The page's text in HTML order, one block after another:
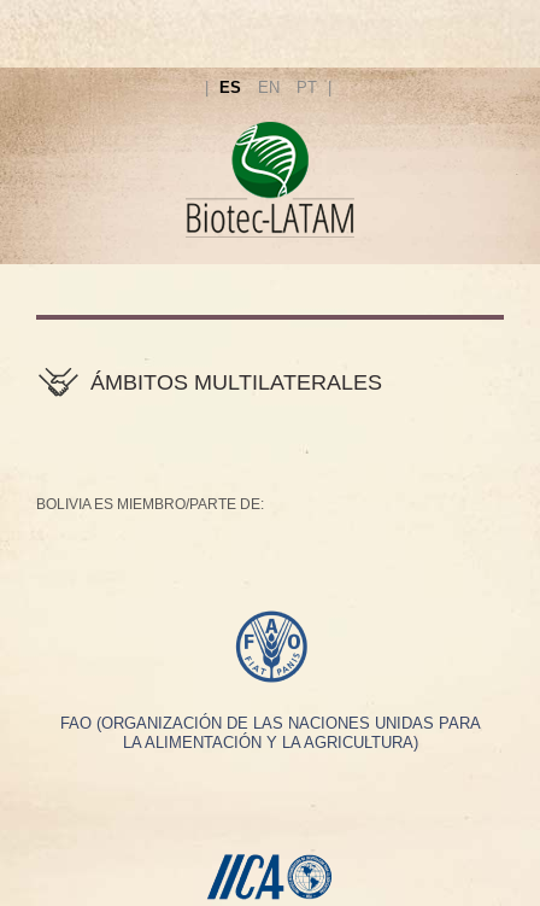
ES EN PT
ÁMBITOS MULTILATERALES
BOLIVIA ES MIEMBRO/PARTE DE:
FAO (ORGANIZACIÓN DE LAS NACIONES UNIDAS PARA
LA ALIMENTACIÓN Y LA AGRICULTURA)